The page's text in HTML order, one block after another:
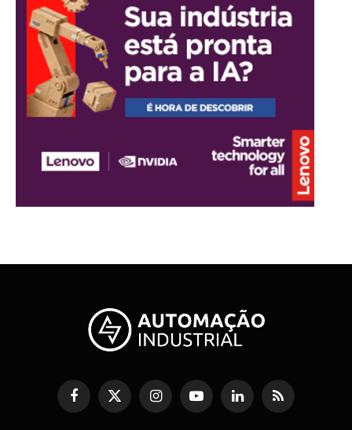
Facebook
X
(Twitter)
InstagramYouTubeLinkedInRSS